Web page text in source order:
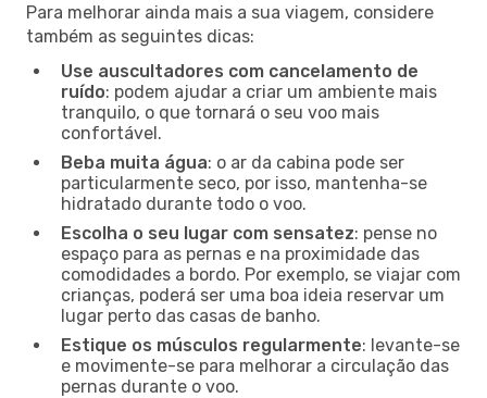
Para melhorar ainda mais a sua viagem, considere
também as seguintes dicas:
Use auscultadores com cancelamento de
ruído: podem ajudar a criar um ambiente mais
tranquilo, o que tornará o seu voo mais
confortável.
Beba muita água: o ar da cabina pode ser
particularmente seco, por isso, mantenha-se
hidratado durante todo o voo.
Escolha o seu lugar com sensatez: pense no
espaço para as pernas e na proximidade das
comodidades a bordo. Por exemplo, se viajar com
crianças, poderá ser uma boa ideia reservar um
lugar perto das casas de banho.
Estique os músculos regularmente: levante-se
e movimente-se para melhorar a circulação das
pernas durante o voo.